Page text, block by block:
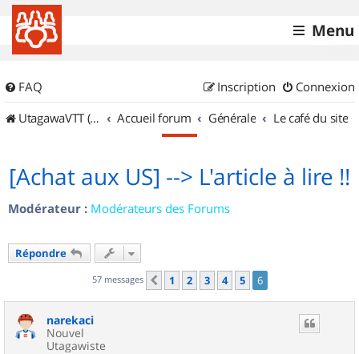
Menu
FAQ Connexion
Inscription
UtagawaVTT (Randos VTT et VTTAE avec traces GPS)
Accueil forum Générale Le café du site
[Achat aux US] --> L'article à lire !!
Modérateur : Modérateurs des Forums
Répondre
57 messages Précédent
1 2 3 4 5 6
narekaci
Nouvel
Utagawiste